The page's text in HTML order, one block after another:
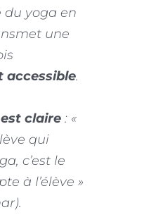
yoga en
une
accessible.
claire: «
qui
c’est le
à l’élève »